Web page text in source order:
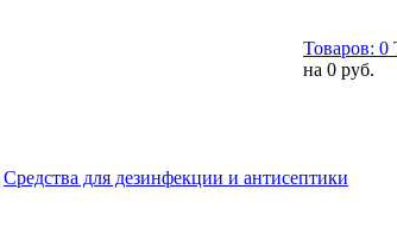
Товаров: 0
на 0 руб.
Средства для дезинфекции и антисептики